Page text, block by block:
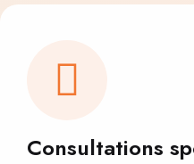
Consultations